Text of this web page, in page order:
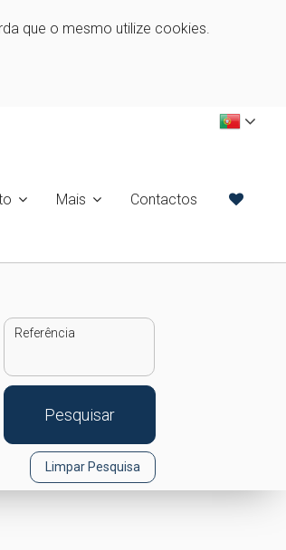
que o mesmo utilize cookies.
Mais Contactos
Referência
Pesquisar
Limpar Pesquisa